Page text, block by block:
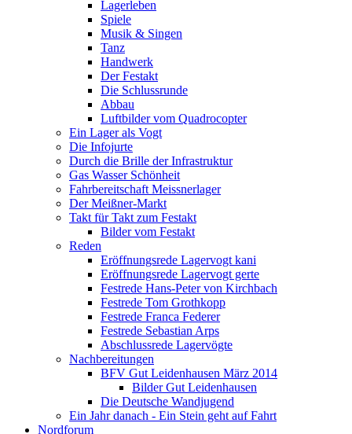
Lagerleben
Spiele
Musik & Singen
Tanz
Handwerk
Der Festakt
Die Schlussrunde
Abbau
Luftbilder vom Quadrocopter
Ein Lager als Vogt
Die Infojurte
Durch die Brille der Infrastruktur
Gas Wasser Schönheit
Fahrbereitschaft Meissnerlager
Der Meißner-Markt
Takt für Takt zum Festakt
Bilder vom Festakt
Reden
Eröffnungsrede Lagervogt kani
Eröffnungsrede Lagervogt gerte
Festrede Hans-Peter von Kirchbach
Festrede Tom Grothkopp
Festrede Franca Federer
Festrede Sebastian Arps
Abschlussrede Lagervögte
Nachbereitungen
BFV Gut Leidenhausen März 2014
Bilder Gut Leidenhausen
Die Deutsche Wandjugend
Ein Jahr danach - Ein Stein geht auf Fahrt
Nordforum